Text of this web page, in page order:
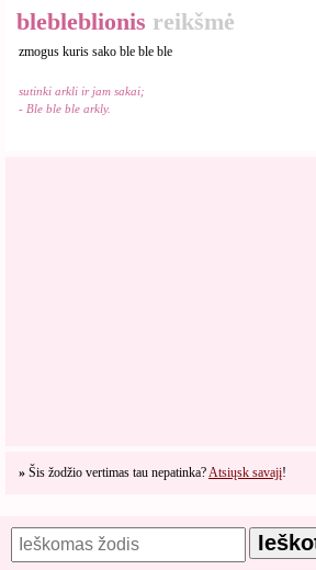
blebleblionis reikšmė
zmogus kuris sako ble ble ble
sutinki arkli ir jam sakai;
- Ble ble ble arkly.
» Šis žodžio vertimas tau nepatinka?Atsiųsk savajį!